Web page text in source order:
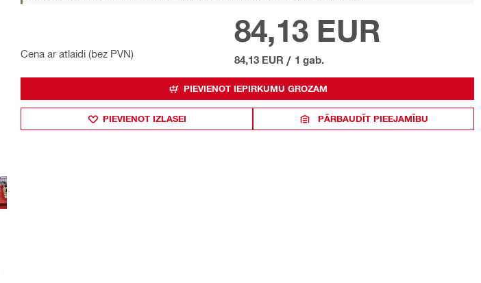
Cena ar atlaidi (bez PVN)
84,13 EUR
84,13 EUR / 1 gab.
PIEVIENOT IEPIRKUMU GROZAM
PIEVIENOT IZLASEI PĀRBAUDĪT PIEEJAMĪBU